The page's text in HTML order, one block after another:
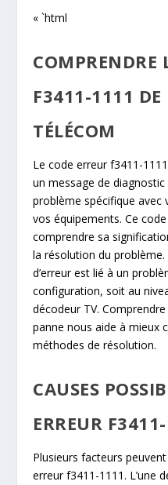
« `html
COMPRENDRE
F3411-1111 DE
TÉLÉCOM
Le code erreur f3411-
un message de
problème spécifique avec
vos équipements. Ce
comprendre sa
la résolution du
d’erreur est lié à un
configuration, soit au
décodeur TV.
panne nous aide à mieux
méthodes de résolution.
CAUSES
ERREUR
Plusieurs facteurs
erreur f3411-1111. L’une